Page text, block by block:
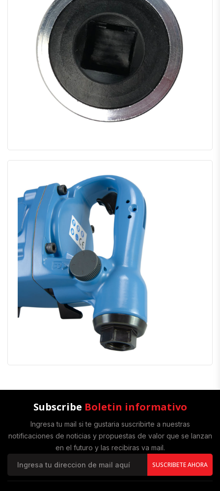
Subscribe Boletin informativo
Ingresa tu mail si te gustaria suscribirte a nuestras
notificaciones de noticias y propuestas de valor que se lanzan
en el futuro y las recibiras va mail.
SUSCRIBETE AHORA